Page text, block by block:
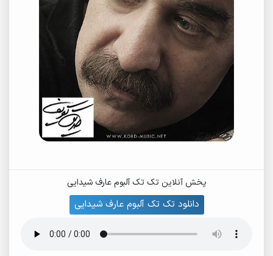
پخش آنلاین تک تک آلبوم عارف شیدایی
دانلود تک تک آلبوم عارف شیدایی